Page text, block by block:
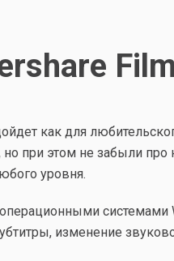
как для
при этом не забыли
уровня.
изменение